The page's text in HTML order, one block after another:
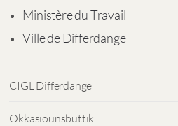
Ministère du Travail
Ville de Differdange
CIGL Differdange
Okkasiounsbuttik